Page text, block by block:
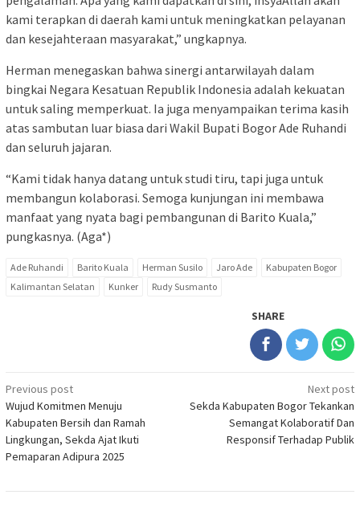
kami terapkan di daerah kami untuk meningkatkan pelayanan
dan kesejahteraan masyarakat,” ungkapnya.
Herman menegaskan bahwa sinergi antarwilayah dalam
bingkai Negara Kesatuan Republik Indonesia adalah kekuatan
untuk saling memperkuat. Ia juga menyampaikan terima kasih
atas sambutan luar biasa dari Wakil Bupati Bogor Ade Ruhandi
dan seluruh jajaran.
“Kami tidak hanya datang untuk studi tiru, tapi juga untuk
membangun kolaborasi. Semoga kunjungan ini membawa
manfaat yang nyata bagi pembangunan di Barito Kuala,”
pungkasnya. (Aga*)
Ade Ruhandi Barito Kuala Herman Susilo Jaro Ade
Kabupaten Bogor
Kalimantan Selatan
Kunker Rudy Susmanto
SHARE
Post
navigation
Previous post
Wujud Komitmen Menuju
Kabupaten Bersih dan Ramah
Lingkungan, Sekda Ajat Ikuti
Pemaparan Adipura 2025
Next post
Sekda Kabupaten Bogor Tekankan
Semangat Kolaboratif Dan
Responsif Terhadap Publik